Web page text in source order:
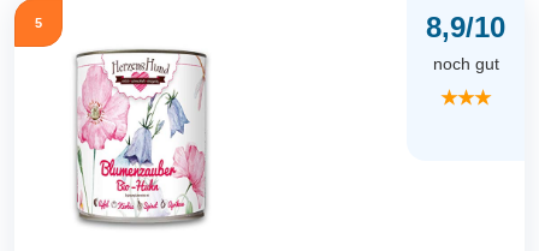
5 8,9/10
noch gut
★★★